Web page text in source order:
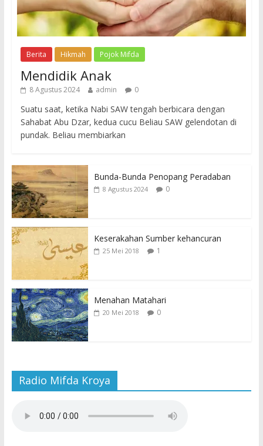
Berita Hikmah Pojok Mifda
Mendidik Anak
8 Agustus 2024 admin 0
Suatu saat, ketika Nabi SAW tengah berbicara dengan
Sahabat Abu Dzar, kedua cucu Beliau SAW gelendotan di
pundak. Beliau membiarkan
Bunda-Bunda Penopang Peradaban
8 Agustus 2024 0
Keserakahan Sumber kehancuran
25 Mei 2018 1
Menahan Matahari
20 Mei 2018 0
Radio Mifda Kroya